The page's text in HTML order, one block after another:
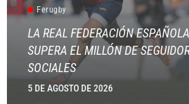
Ferugby
LA REAL FEDERACIÓN
SUPERA EL MILLÓN DE
SOCIALES
5 DE AGOSTO DE 2026